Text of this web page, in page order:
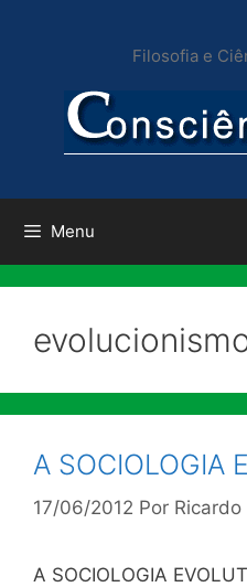
conteúdo
Filosofia e
Menu
A SOCIOLOGIA
17/06/2012 Por Ricardo
A SOCIOLOGIA